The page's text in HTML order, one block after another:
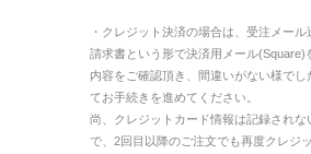
・クレジット決済の場合は、受注メール
請求書という形で決済用メール(Square)
内容をご確認頂き、間違いがない様でし
てお手続きを進めてください。
尚、クレジットカード情報は記録され
で、2回目以降のご注文でも再度クレジ